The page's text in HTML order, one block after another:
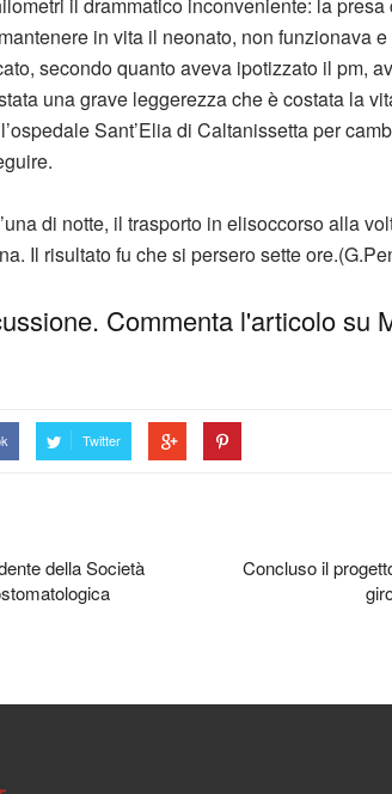
in vita il neonato, non funzionava
secondo quanto aveva ipotizzato il pm,
una grave leggerezza che è costata la
Sant’Elia di Caltanissetta per
di notte, il trasporto in elisoccorso alla
Il risultato fu che si persero sette
Commenta l'articolo su
Twitter
della Società
Concluso il